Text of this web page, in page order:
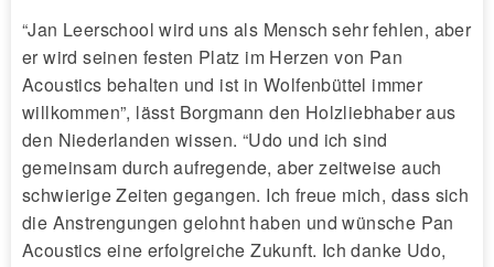
“Jan Leerschool wird uns als Mensch sehr fehlen, aber
er wird seinen festen Platz im Herzen von Pan
Acoustics behalten und ist in Wolfenbüttel immer
willkommen”, lässt Borgmann den Holzliebhaber aus
den Niederlanden wissen. “Udo und ich sind
gemeinsam durch aufregende, aber zeitweise auch
schwierige Zeiten gegangen. Ich freue mich, dass sich
die Anstrengungen gelohnt haben und wünsche Pan
Acoustics eine erfolgreiche Zukunft. Ich danke Udo,